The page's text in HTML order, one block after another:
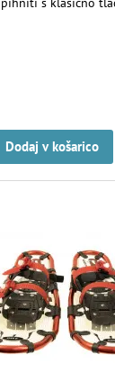
Dodaj v košarico